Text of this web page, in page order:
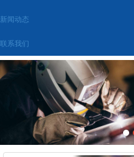
新闻动态
联系我们